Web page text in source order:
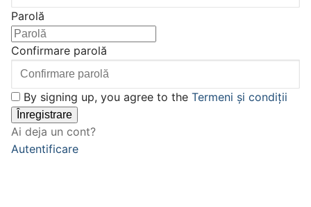
Parolă
Confirmare parolă
By signing up, you agree to the Termeni și condiții
Înregistrare
Ai deja un cont?
Autentificare